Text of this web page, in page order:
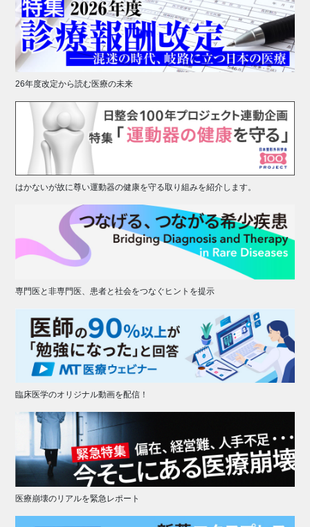
26年度改定から読む医療の未来
はかないが故に尊い運動器の健康を守る取り組みを紹介します。
専門医と非専門医、患者と社会をつなぐヒントを提示
臨床医学のオリジナル動画を配信！
医療崩壊のリアルを緊急レポート